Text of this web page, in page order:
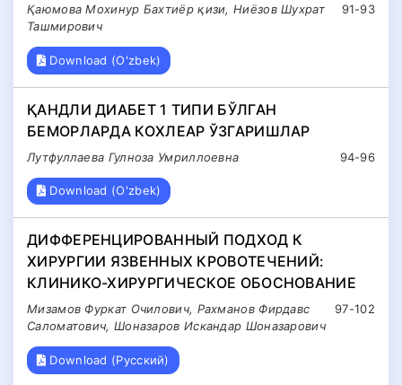
91-93
Қаюмова Мохинур Бахтиёр қизи, Ниёзов Шухрат
Ташмирович
Download (O'zbek)
ҚАНДЛИ ДИАБЕТ 1 ТИПИ БЎЛГАН
БЕМОРЛАРДА КОХЛЕАР ЎЗГАРИШЛАР
94-96
Лутфуллаева Гулноза Умриллоевна
Download (O'zbek)
ДИФФЕРЕНЦИРОВАННЫЙ ПОДХОД К
ХИРУРГИИ ЯЗВЕННЫХ КРОВОТЕЧЕНИЙ:
КЛИНИКО-ХИРУРГИЧЕСКОЕ ОБОСНОВАНИЕ
97-102
Мизамов Фуркат Очилович, Рахманов Фирдавс
Саломатович, Шоназаров Искандар Шоназарович
Download (Русский)